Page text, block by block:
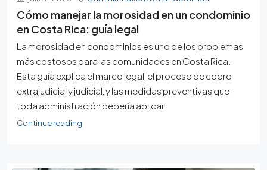
Cómo manejar la morosidad en un condominio
en Costa Rica: guía legal
La morosidad en condominios es uno de los problemas
más costosos para las comunidades en Costa Rica.
Esta guía explica el marco legal, el proceso de cobro
extrajudicial y judicial, y las medidas preventivas que
toda administración debería aplicar.
Continue reading